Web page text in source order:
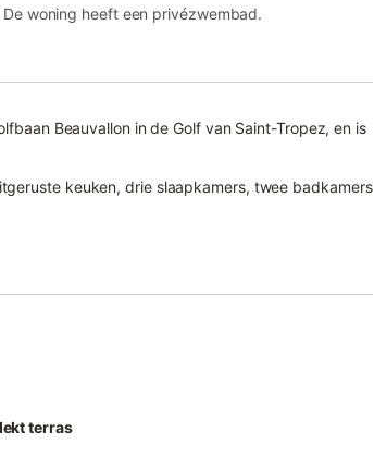
De woning heeft een privézwembad.
Beauvallon in de Golf van Saint-Tropez, en is
keuken, drie slaapkamers, twee badkamers
een televisie, airconditioning, een
bereikbaar.
terras